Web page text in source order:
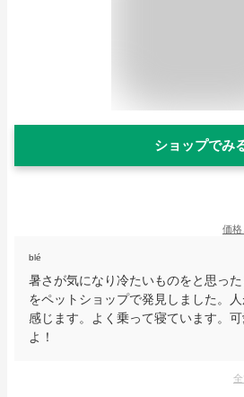
ショップでみ
価格
blé
暑さが気になり冷たいものをと思っ
をペットショップで発見しました。
感じます。よく乗って寝ています。
よ！